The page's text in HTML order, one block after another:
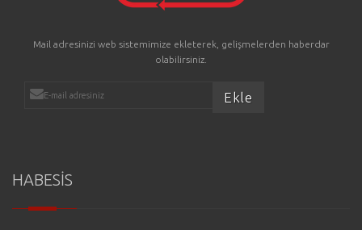
Mail adresinizi web sistemimize ekleterek, gelişmelerden haberdar
olabilirsiniz.
HABESİS